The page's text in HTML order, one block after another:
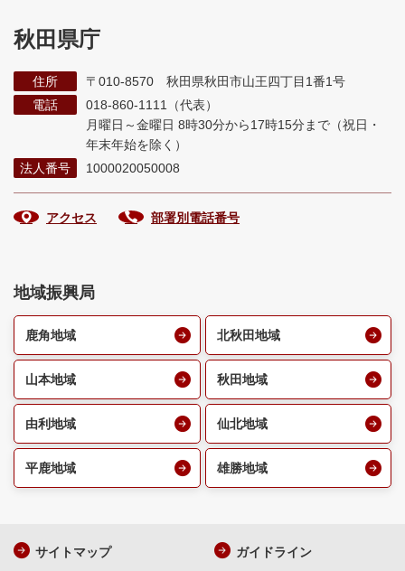
秋田県庁
住所
〒010-8570 秋田県秋田市山王四丁目1番1号
電話
018-860-1111（代表）
月曜日～金曜日 8時30分から17時15分まで （祝日・
年末年始を除く）
法人番号
1000020050008
アクセス 部署別電話番号
地域振興局
鹿角地域 北秋田地域
山本地域 秋田地域
由利地域 仙北地域
平鹿地域 雄勝地域
サイトマップ ガイドライン